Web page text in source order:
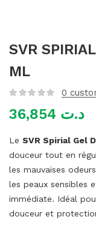
SVR
ML
0
د.ت
Le SVR Spirial Gel
douceur tout en
les mauvaises
les peaux sensibles
immédiate. Idéal
douceur et